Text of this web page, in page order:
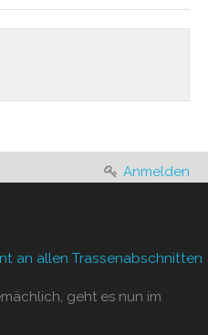
Anmelden
an allen Trassenabschnitten
geht es nun im